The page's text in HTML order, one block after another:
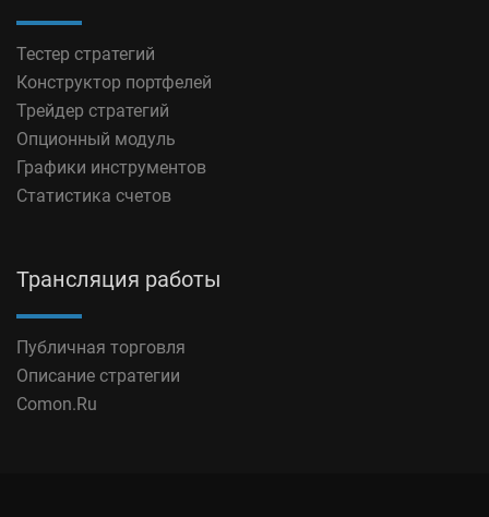
Тестер стратегий
Конструктор портфелей
Трейдер стратегий
Опционный модуль
Графики инструментов
Статистика счетов
Трансляция работы
Публичная торговля
Описание стратегии
Comon.Ru